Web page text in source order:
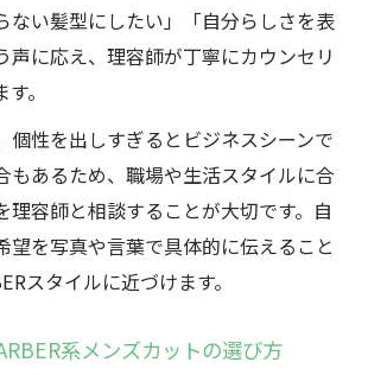
ない髪型にしたい」「自分らしさを表
声に応え、理容師が丁寧にカウンセリ
。
個性を出しすぎるとビジネスシーンで
もあるため、職場や生活スタイルに合
理容師と相談することが大切です。自
望を写真や言葉で具体的に伝えること
スタイルに近づけます。
系メンズカットの選び方